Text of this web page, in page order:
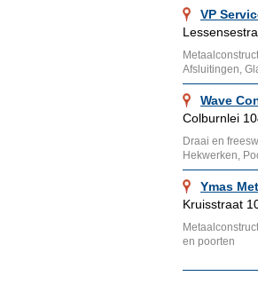
VP
Afsluitingen,
Wave
Colburnlei
Draai en
Hekwerken,
Ymas
Kruisstraat
en poorten